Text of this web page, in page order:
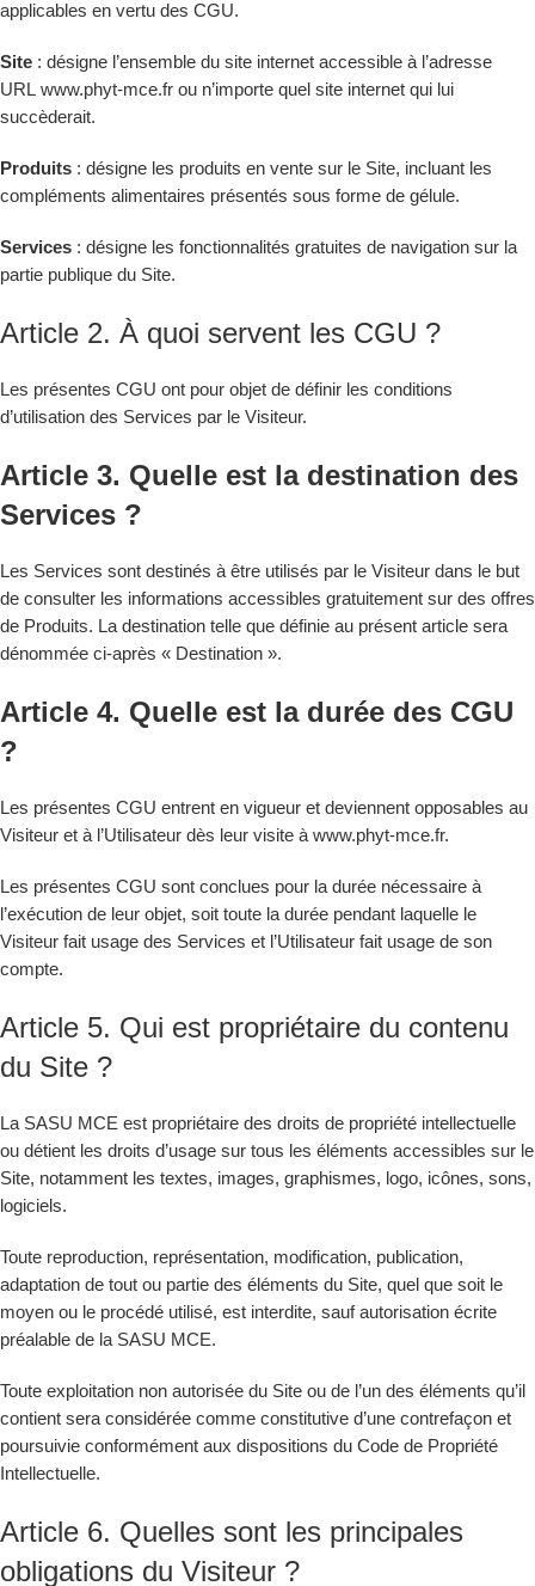
applicables en vertu des CGU.
Site : désigne l’ensemble du site internet accessible à l’adresse
URL www.phyt-mce.fr ou n’importe quel site internet qui lui
succèderait.
Produits : désigne les produits en vente sur le Site, incluant les
compléments alimentaires présentés sous forme de gélule.
Services : désigne les fonctionnalités gratuites de navigation sur la
partie publique du Site.
Article 2. À quoi servent les CGU ?
Les présentes CGU ont pour objet de définir les conditions
d’utilisation des Services par le Visiteur.
Article 3. Quelle est la destination des
Services ?
Les Services sont destinés à être utilisés par le Visiteur dans le but
de consulter les informations accessibles gratuitement sur des offres
de Produits. La destination telle que définie au présent article sera
dénommée ci-après « Destination ».
Article 4. Quelle est la durée des CGU
?
Les présentes CGU entrent en vigueur et deviennent opposables au
Visiteur et à l’Utilisateur dès leur visite à www.phyt-mce.fr.
Les présentes CGU sont conclues pour la durée nécessaire à
l’exécution de leur objet, soit toute la durée pendant laquelle le
Visiteur fait usage des Services et l’Utilisateur fait usage de son
compte.
Article 5. Qui est propriétaire du contenu
du Site ?
La SASU MCE est propriétaire des droits de propriété intellectuelle
ou détient les droits d’usage sur tous les éléments accessibles sur le
Site, notamment les textes, images, graphismes, logo, icônes, sons,
logiciels.
Toute reproduction, représentation, modification, publication,
adaptation de tout ou partie des éléments du Site, quel que soit le
moyen ou le procédé utilisé, est interdite, sauf autorisation écrite
préalable de la SASU MCE.
Toute exploitation non autorisée du Site ou de l’un des éléments qu’il
contient sera considérée comme constitutive d’une contrefaçon et
poursuivie conformément aux dispositions du Code de Propriété
Intellectuelle.
Article 6. Quelles sont les principales
obligations du Visiteur ?